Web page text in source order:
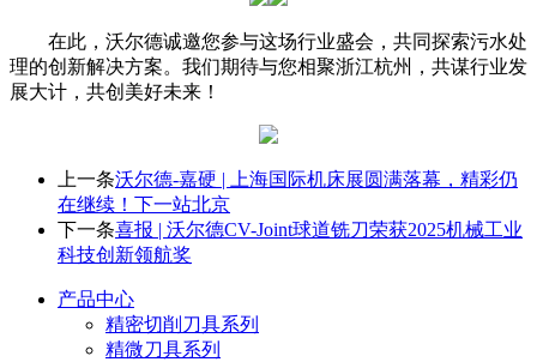
在此，沃尔德诚邀您参与这场行业盛会，共同探索污水处
理的创新解决方案。我们期待与您相聚浙江杭州，共谋行业发
展大计，共创美好未来！
上一条沃尔德-嘉硬 | 上海国际机床展圆满落幕，精彩仍
在继续！下一站北京
下一条喜报 | 沃尔德CV-Joint球道铣刀荣获2025机械工业
科技创新领航奖
产品中心
精密切削刀具系列
精微刀具系列